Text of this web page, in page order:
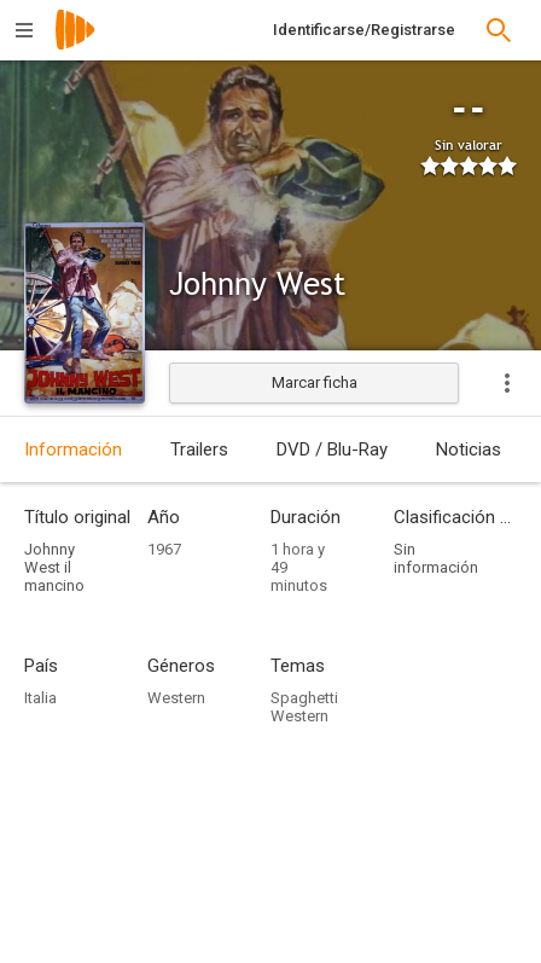
Identificarse/Registrarse
--
Sin valorar
Johnny West
Estrenada
Marcar ficha
Información Trailers DVD / Blu-Ray Noticias
Título original
Johnny
West il
mancino
Año
1967
Duración
1 hora y
49
minutos
Clasificación por edades
Sin
información
País
Italia
Géneros
Western
Temas
Spaghetti
Western